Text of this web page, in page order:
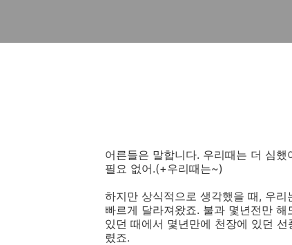
어른들은 말합니다. 우리때는 더 심
필요 없어.(+우리때는~)
하지만 상식적으로 생각했을 때, 우
빠르게 달라져왔죠. 불과 몇년전만
있던 때에서 몇년만에 천장에 있던
렸죠.